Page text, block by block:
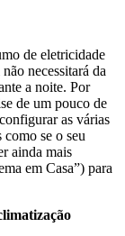
de eletricidade
necessitará da
a noite. Por
de um pouco de
as várias
se o seu
ainda mais
em Casa”) para